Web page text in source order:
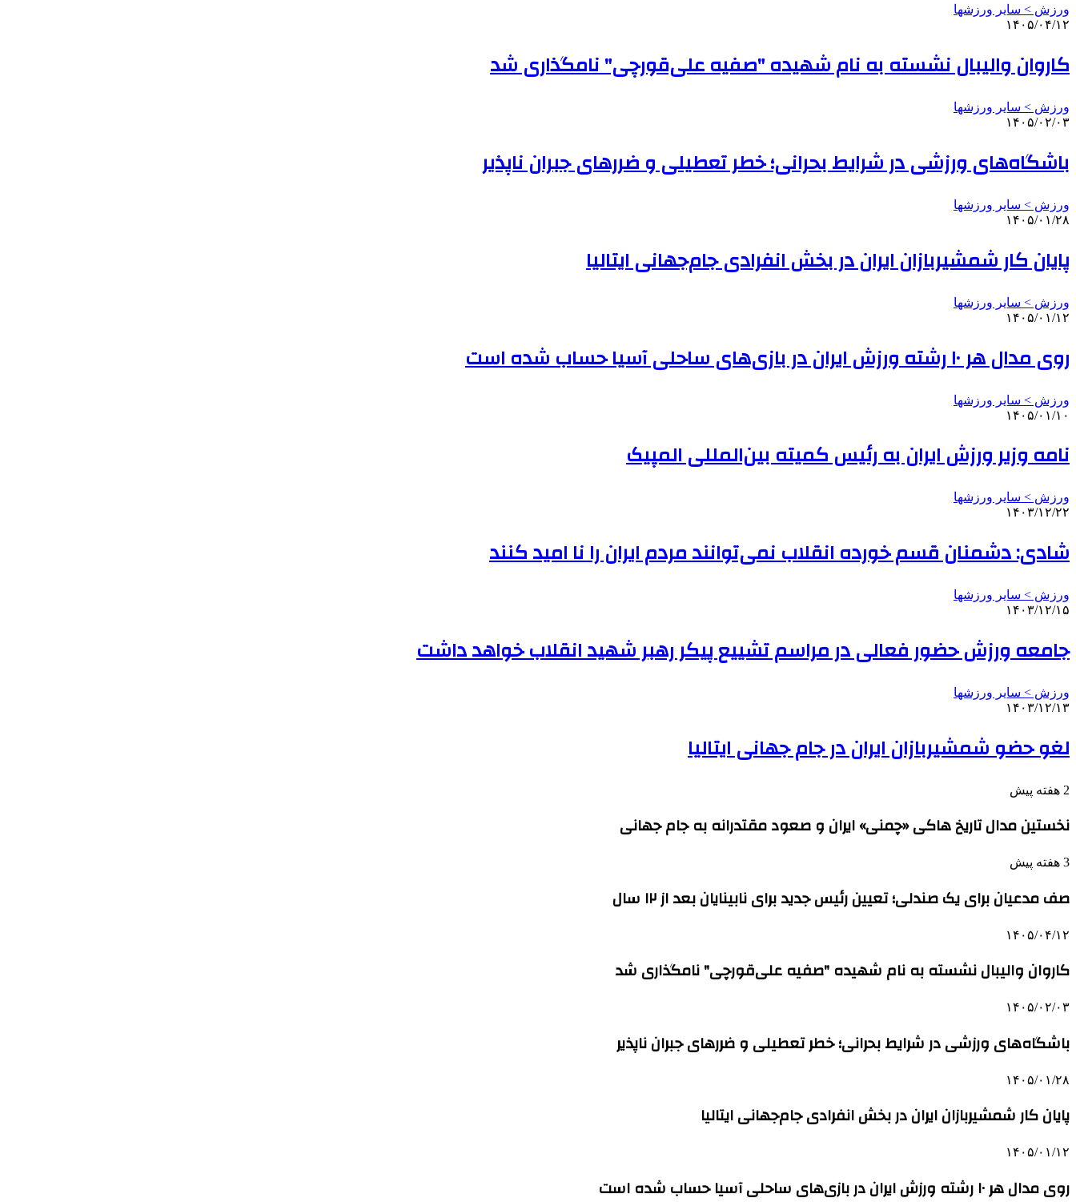
ورزش > سایر ورزشها
۱۴۰۵/۰۴/۱۲
کاروان والیبال نشسته به نام شهیده "صفیه علی‌قورچی" نامگذاری شد
ورزش > سایر ورزشها
۱۴۰۵/۰۲/۰۳
باشگاه‌های ورزشی در شرایط بحرانی؛ خطر تعطیلی و ضررهای جبران ناپذیر
ورزش > سایر ورزشها
۱۴۰۵/۰۱/۲۸
پایان کار شمشیربازان ایران در بخش انفرادی جام‌جهانی ایتالیا
ورزش > سایر ورزشها
۱۴۰۵/۰۱/۱۲
روی مدال هر ۱۰ رشته ورزش ایران در بازی‌های ساحلی آسیا حساب شده است
ورزش > سایر ورزشها
۱۴۰۵/۰۱/۱۰
نامه وزیر ورزش ایران به رئیس کمیته بین‌المللی المپیک
ورزش > سایر ورزشها
۱۴۰۳/۱۲/۲۲
شادی: دشمنان قسم خورده انقلاب نمی‌توانند مردم ایران را نا امید کنند
ورزش > سایر ورزشها
۱۴۰۳/۱۲/۱۵
جامعه ورزش حضور فعالی در مراسم تشییع پیکر رهبر شهید انقلاب خواهد داشت
ورزش > سایر ورزشها
۱۴۰۳/۱۲/۱۳
لغو حضو شمشیربازان ایران در جام جهانی ایتالیا
2 هفته پیش
نخستین مدال تاریخ هاکی «چمنی» ایران و صعود مقتدرانه به جام جهانی
3 هفته پیش
صف مدعیان برای یک صندلی؛ تعیین رئیس جدید برای نابینایان بعد از ۱۲ سال
۱۴۰۵/۰۴/۱۲
کاروان والیبال نشسته به نام شهیده "صفیه علی‌قورچی" نامگذاری شد
۱۴۰۵/۰۲/۰۳
باشگاه‌های ورزشی در شرایط بحرانی؛ خطر تعطیلی و ضررهای جبران ناپذیر
۱۴۰۵/۰۱/۲۸
پایان کار شمشیربازان ایران در بخش انفرادی جام‌جهانی ایتالیا
۱۴۰۵/۰۱/۱۲
روی مدال هر ۱۰ رشته ورزش ایران در بازی‌های ساحلی آسیا حساب شده است